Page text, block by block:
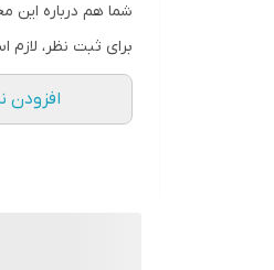
شما هم درباره این
برای ثبت نظر، لازم
افزودن